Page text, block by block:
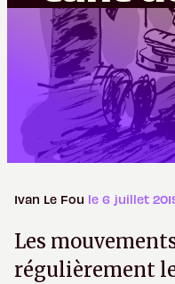
Ivan Le Fou le 6 juillet
Les
régulièrement